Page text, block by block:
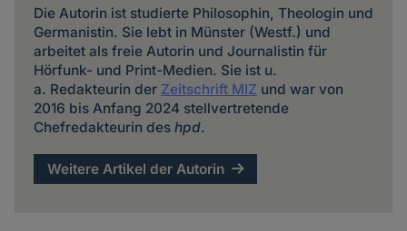
Die Autorin ist studierte Philosophin, Theologin und
Germanistin. Sie lebt in Münster (Westf.) und
arbeitet als freie Autorin und Journalistin für
Hörfunk- und Print-Medien. Sie ist u.
a. Redakteurin der Zeitschrift MIZ und war von
2016 bis Anfang 2024 stellvertretende
Chefredakteurin des hpd.
Weitere Artikel der Autorin